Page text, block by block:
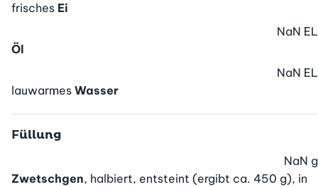
frisches Ei
Öl
NaN EL
lauwarmes Wasser
NaN EL
Füllung
Zwetschgen, halbiert, entsteint (ergibt ca. 450 g), in
NaN g